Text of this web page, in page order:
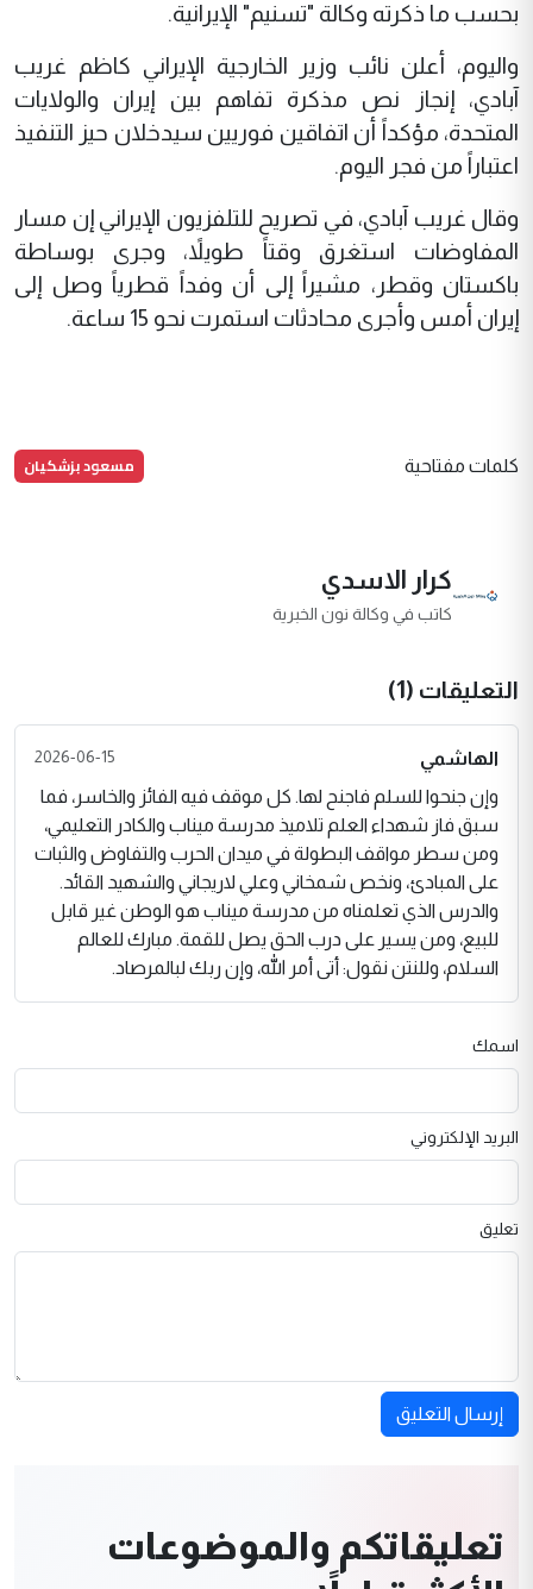
بحسب ما ذكرته وكالة "تسنيم" الإيرانية.
واليوم، أعلن نائب وزير الخارجية الإيراني كاظم غريب
آبادي، إنجاز نص مذكرة تفاهم بين إيران والولايات
المتحدة، مؤكداً أن اتفاقين فوريين سيدخلان حيز التنفيذ
اعتباراً من فجر اليوم.
وقال غريب آبادي، في تصريح للتلفزيون الإيراني إن مسار
المفاوضات استغرق وقتاً طويلاً، وجرى بوساطة
باكستان وقطر، مشيراً إلى أن وفداً قطرياً وصل إلى
إيران أمس وأجرى محادثات استمرت نحو 15 ساعة.
كلمات مفتاحية مسعود بزشكيان
كرار الاسدي
كاتب في وكالة نون الخبرية
التعليقات (1)
الهاشمي 2026-06-15
وإن جنحوا للسلم فاجنح لها. كل موقف فيه الفائز والخاسر، فما
سبق فاز شهداء العلم تلاميذ مدرسة ميناب والكادر التعليمي،
ومن سطر مواقف البطولة في ميدان الحرب والتفاوض والثبات
على المبادئ، ونخص شمخاني وعلي لاريجاني والشهيد القائد.
والدرس الذي تعلمناه من مدرسة ميناب هو الوطن غير قابل
للبيع، ومن يسير على درب الحق يصل للقمة. مبارك للعالم
السلام، وللنتن نقول: أتى أمر الله، وإن ربك لبالمرصاد.
اسمك
البريد الإلكتروني
تعليق
إرسال التعليق
تعليقاتكم والموضوعات